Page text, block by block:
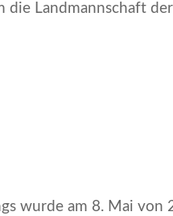
Landmannschaft
wurde am 8. Mai von